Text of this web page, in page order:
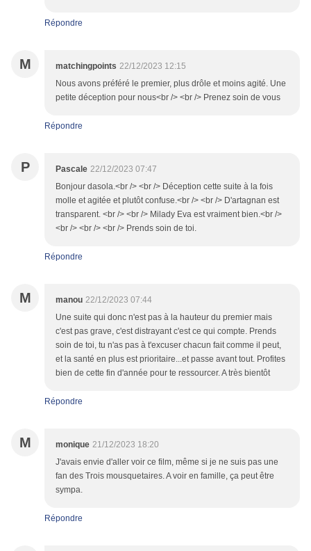
Répondre
M matchingpoints 22/12/2023 12:15
Nous avons préféré le premier, plus drôle et moins agité. Une
petite déception pour nous<br /> <br /> Prenez soin de vous
Répondre
P Pascale 22/12/2023 07:47
Bonjour dasola.<br /> <br /> Déception cette suite à la fois
molle et agitée et plutôt confuse.<br /> <br /> D'artagnan est
transparent. <br /> <br /> Milady Eva est vraiment bien.<br />
<br /> <br /> <br /> Prends soin de toi.
Répondre
M manou 22/12/2023 07:44
Une suite qui donc n'est pas à la hauteur du premier mais
c'est pas grave, c'est distrayant c'est ce qui compte. Prends
soin de toi, tu n'as pas à t'excuser chacun fait comme il peut,
et la santé en plus est prioritaire...et passe avant tout. Profites
bien de cette fin d'année pour te ressourcer. A très bientôt
Répondre
M monique 21/12/2023 18:20
J'avais envie d'aller voir ce film, même si je ne suis pas une
fan des Trois mousquetaires. A voir en famille, ça peut être
sympa.
Répondre